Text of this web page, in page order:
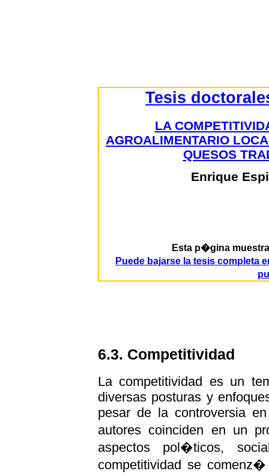
Tesis
LA
AGROALIMENTARIO
QUESOS
Enrique
Esta p�gina
Puede bajarse la tesis completa
6.3. Competitividad
La competitividad es un
diversas posturas y
pesar de la controversia
autores coinciden en un
aspectos pol�ticos,
competitividad se